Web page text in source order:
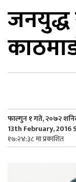
जनयुद्ध
फाल्गुन १ गते, २०७२
13th February, 2016
१७:२४:३८ मा प्रकाशित